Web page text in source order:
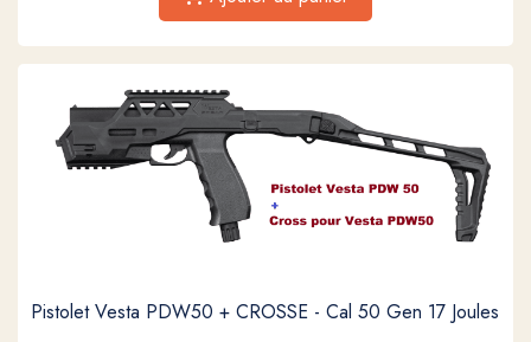
Pistolet Vesta PDW50 + CROSSE - Cal 50 Gen 17 Joules